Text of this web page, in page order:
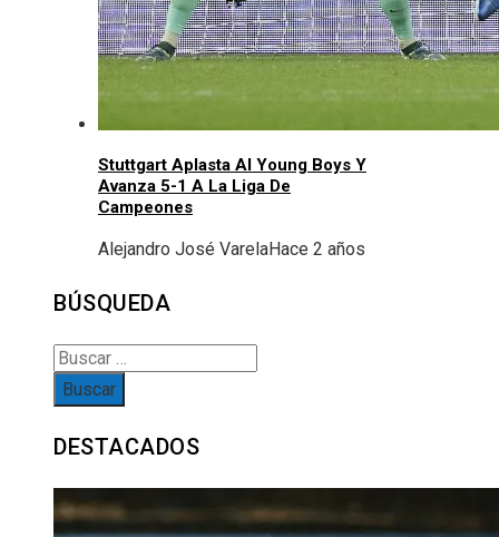
Stuttgart Aplasta Al Young Boys Y
Avanza 5-1 A La Liga De
Campeones
Alejandro José VarelaHace 2 años
BÚSQUEDA
Buscar:
DESTACADOS